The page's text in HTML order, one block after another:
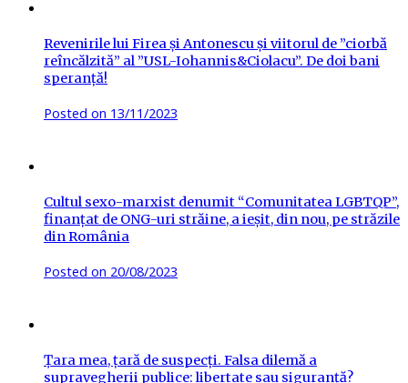
Revenirile lui Firea și Antonescu și viitorul de ”ciorbă
reîncălzită” al ”USL-Iohannis&Ciolacu”. De doi bani
speranță!
Posted on 13/11/2023
Cultul sexo-marxist denumit “Comunitatea LGBTQP”,
finanțat de ONG-uri străine, a ieșit, din nou, pe străzile
din România
Posted on 20/08/2023
Țara mea, țară de suspecți. Falsa dilemă a
supravegherii publice: libertate sau siguranță?